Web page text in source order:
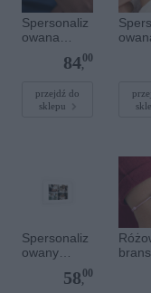
Spersonaliz
owana
bransoletka
szlachetnym
i - Szary - M
84,
00
przejdź do
sklepu
Spersonaliz
owany
plakat - 30 x
58,
00
dla